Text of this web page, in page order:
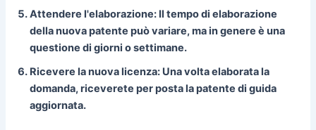
Attendere l'elaborazione: Il tempo di elaborazione
della nuova patente può variare, ma in genere è una
questione di giorni o settimane.
Ricevere la nuova licenza: Una volta elaborata la
domanda, riceverete per posta la patente di guida
aggiornata.